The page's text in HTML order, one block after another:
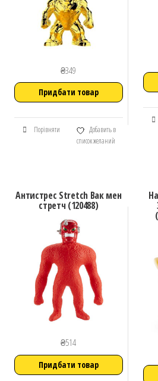
₴349
Придбати товар
Порівняти
Добавить в
список желаний
Антистрес Stretch Вак мен
стретч (120488)
₴514
Придбати товар